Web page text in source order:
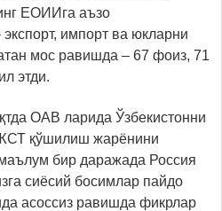
ЕОИИга аъзо
импорт ва юкларни
мос равишда – 67 фоиз, 71
этди.
ОАВ ларида Ўзбекистонни
қўшилиш жарёнини
бир даражада Россия
сиёсий босимлар пайдо
асоссиз равишда фикрлар